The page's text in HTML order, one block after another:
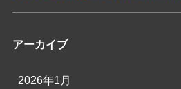
アーカイブ
2026年1月